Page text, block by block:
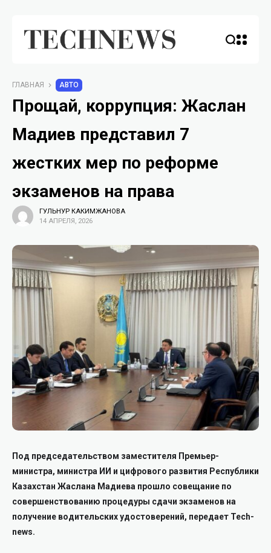
ГЛАВНАЯ АВТО
Прощай, коррупция: Жаслан
Мадиев представил 7
жестких мер по реформе
экзаменов на права
ГУЛЬНУР КАКИМЖАНОВА
14 АПРЕЛЯ, 2026
Под председательством заместителя Премьер-
министра, министра ИИ и цифрового развития Республики
Казахстан Жаслана Мадиева прошло совещание по
совершенствованию процедуры сдачи экзаменов на
получение водительских удостоверений, передает Tech-
news.